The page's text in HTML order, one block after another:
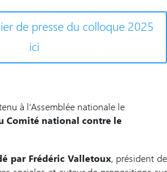
de presse du colloque 2025
ici
à l’Assemblée nationale le
Comité national contre le
par Frédéric Valletoux, président de